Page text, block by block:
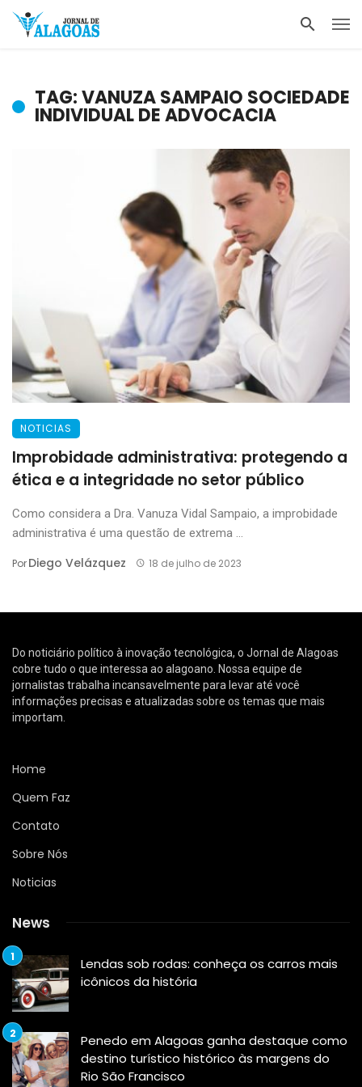
TAG: VANUZA SAMPAIO SOCIEDADE
INDIVIDUAL DE ADVOCACIA
NOTICIAS
Improbidade administrativa: protegendo a
ética e a integridade no setor público
Como considera a Dra. Vanuza Vidal Sampaio, a improbidade
administrativa é uma questão de extrema ...
PorDiego Velázquez 18 de julho de 2023
Do noticiário político à inovação tecnológica, o Jornal de Alagoas
cobre tudo o que interessa ao alagoano. Nossa equipe de
jornalistas trabalha incansavelmente para levar até você
informações precisas e atualizadas sobre os temas que mais
importam.
Home
Quem Faz
Contato
Sobre Nós
Noticias
News
Lendas sob rodas: conheça os carros mais
icônicos da história
Penedo em Alagoas ganha destaque como
destino turístico histórico às margens do
Rio São Francisco